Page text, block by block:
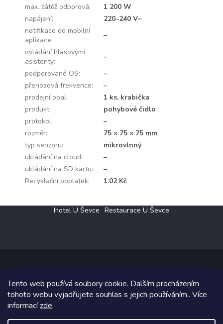
Tento web používá soubory cookie. Dalším procházením
tohoto webu vyjadřujete souhlas s jejich používáním.. Více
informacízde.
max. zátěž odporová:
1 200 W
napájení:
220–240 V~
notifikace do mobilní
aplikace:
–
ovládání hlasovými
asistenty:
–
podporované OS:
–
přenosová frekvence:
–
prodejní obal:
1 ks, krabička
produkt:
pohybové čidlo
protokol:
–
rozměr:
75 × 75 × 75 mm
typ senzoru:
mikrovlnný
ukládání na cloud:
–
ukládání na SD kartu:
–
Recyklační poplatek: 1.02 Kč
Hotel U Ševce Restaurace U Ševce
Copyright 2026Elektro Klesný s.r.o.. Všechna práva vyhrazena.
Grafický návrh vytvořil a na Shoptet implementoval
Shoptetak.cz.